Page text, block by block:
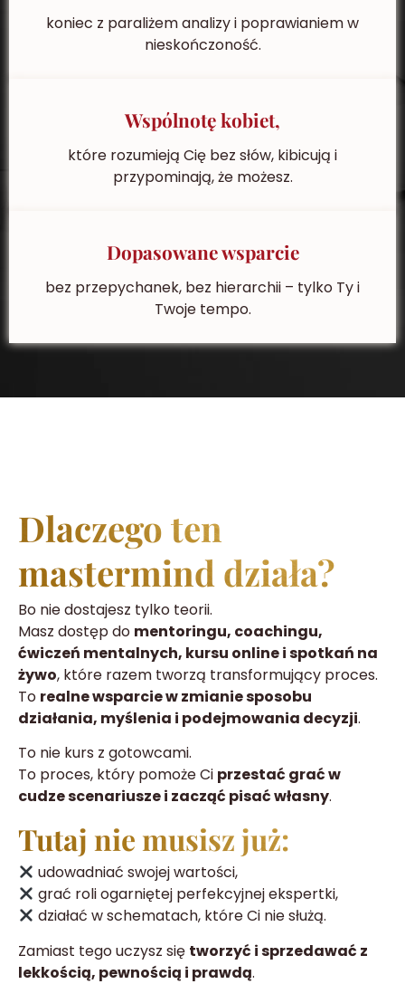
koniec z paraliżem analizy i poprawianiem w
nieskończoność.
Wspólnotę kobiet,
które rozumieją Cię bez słów, kibicują i
przypominają, że możesz.
Dopasowane wsparcie
bez przepychanek, bez hierarchii – tylko Ty i
Twoje tempo.
Dlaczego ten
mastermind działa?
Bo nie dostajesz tylko teorii.
Masz dostęp do mentoringu, coachingu,
ćwiczeń mentalnych, kursu online i spotkań na
żywo, które razem tworzą transformujący proces.
To realne wsparcie w zmianie sposobu
działania, myślenia i podejmowania decyzji.
To nie kurs z gotowcami.
To proces, który pomoże Ci przestać grać w
cudze scenariusze i zacząć pisać własny.
Tutaj nie musisz już:
udowadniać swojej wartości,
grać roli ogarniętej perfekcyjnej ekspertki,
działać w schematach, które Ci nie służą.
Zamiast tego uczysz się tworzyć i sprzedawać z
lekkością, pewnością i prawdą.